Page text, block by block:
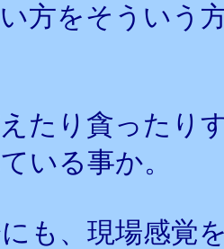
方をそういう
たり貪ったり
いる事か。
も、現場感覚